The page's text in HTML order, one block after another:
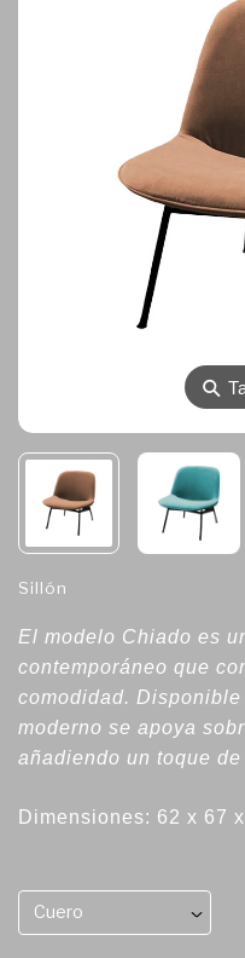
⚲
Sillón
El modelo Chiado es
contemporáneo que
comodidad.
moderno se apoya
añadiendo un toque
Dimensiones: 62 x 67
Cuero